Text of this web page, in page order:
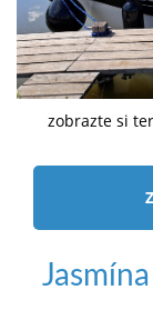
zobrazte si